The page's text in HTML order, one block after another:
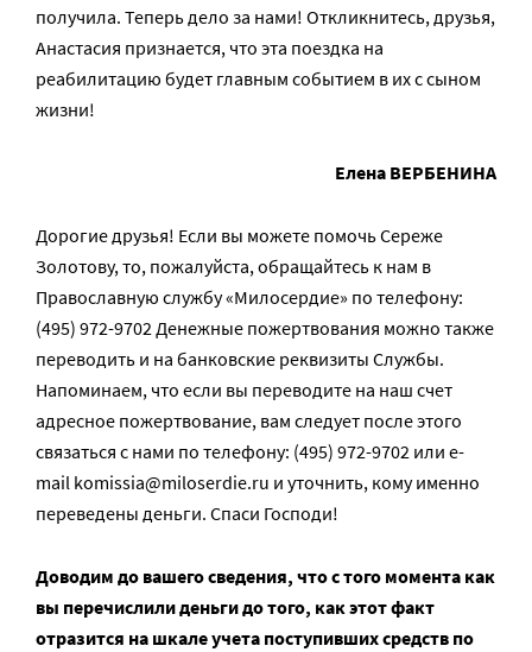
получила. Теперь дело за нами! Откликнитесь, друзья,
Анастасия признается, что эта поездка на
реабилитацию будет главным событием в их с сыном
жизни!
Елена ВЕРБЕНИНА
Дорогие друзья! Если вы можете помочь Сереже
Золотову, то, пожалуйста, обращайтесь к нам в
Православную службу «Милосердие» по телефону:
(495) 972-9702 Денежные пожертвования можно также
переводить и на банковские реквизиты Службы.
Напоминаем, что если вы переводите на наш счет
адресное пожертвование, вам следует после этого
связаться с нами по телефону: (495) 972-9702 или e-
mail komissia@miloserdie.ru и уточнить, кому именно
переведены деньги. Спаси Господи!
Доводим до вашего сведения, что с того момента как
вы перечислили деньги до того, как этот факт
отразится на шкале учета поступивших средств по